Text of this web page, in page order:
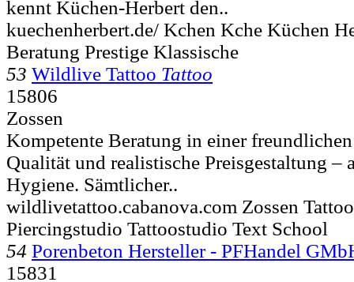
kennt Küchen-Herbert den..
kuechenherbert.de/ Kchen Kche Küchen
Beratung Prestige Klassische
53 Wildlive Tattoo Tattoo
15806
Zossen
Kompetente Beratung in einer
Qualität und realistische Preisgestaltung –
Hygiene. Sämtlicher..
wildlivetattoo.cabanova.com Zossen
Piercingstudio Tattoostudio Text School
54 Porenbeton Hersteller - PFHandel
15831